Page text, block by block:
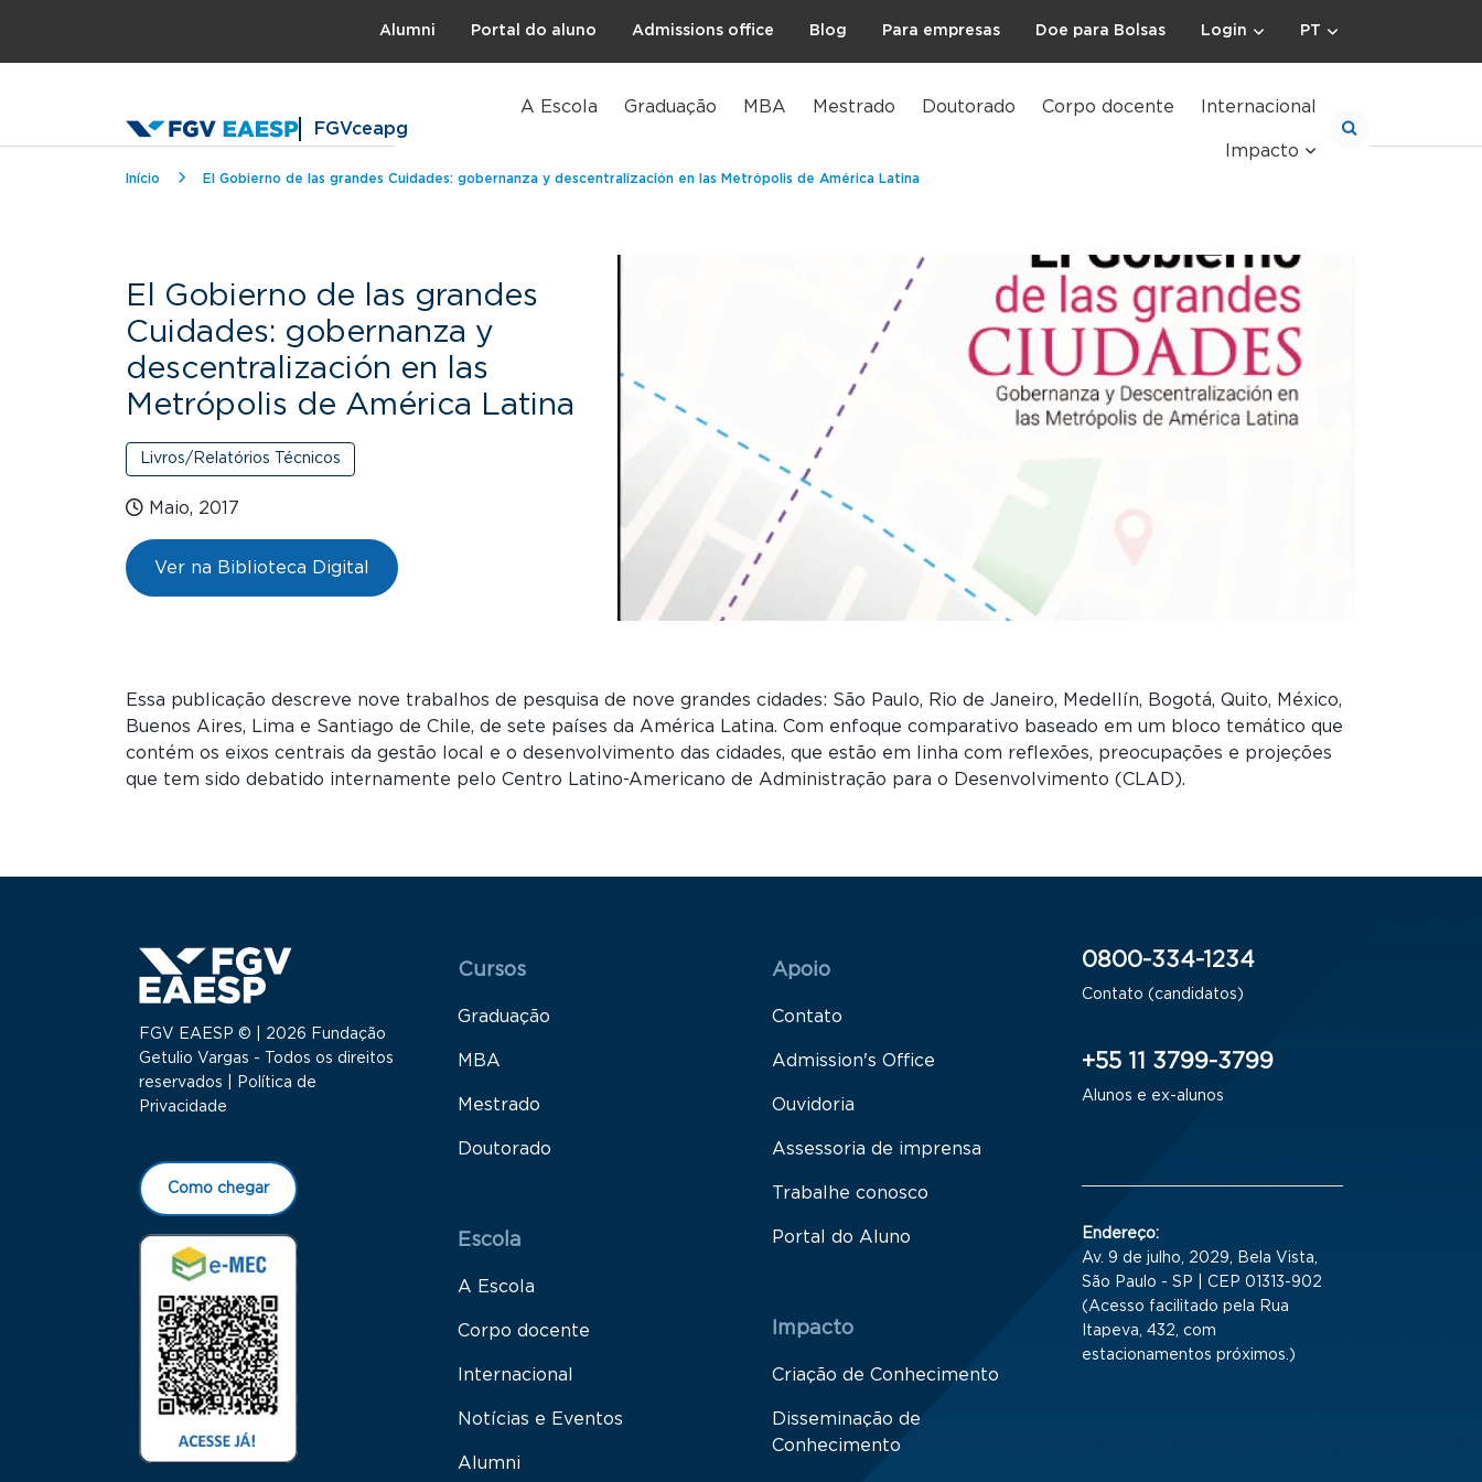
Alumni Portal do aluno Admissions office Blog Para empresas Doe para Bolsas Login PT
FGVceapg
A Escola Graduação MBA Mestrado Doutorado Corpo docente Internacional
Impacto
Trilha de navegação
Início El Gobierno de las grandes Cuidades: gobernanza y descentralización en las Metrópolis de América Latina
El Gobierno de las grandes
Cuidades: gobernanza y
descentralización en las
Metrópolis de América Latina
Livros/Relatórios Técnicos
Maio, 2017
Ver na Biblioteca Digital
Essa publicação descreve nove trabalhos de pesquisa de nove grandes cidades: São Paulo, Rio de Janeiro, Medellín, Bogotá, Quito, México,
Buenos Aires, Lima e Santiago de Chile, de sete países da América Latina. Com enfoque comparativo baseado em um bloco temático que
contém os eixos centrais da gestão local e o desenvolvimento das cidades, que estão em linha com reflexões, preocupações e projeções
que tem sido debatido internamente pelo Centro Latino-Americano de Administração para o Desenvolvimento (CLAD).
FGV EAESP © | 2026 Fundação
Getulio Vargas - Todos os direitos
reservados |
Política de
Privacidade
Como chegar
Menu Rodapé 1
Cursos
Graduação
MBA
Mestrado
Doutorado
Escola
A Escola
Corpo docente
Internacional
Notícias e Eventos
Alumni
Rodapé 2
Apoio
Contato
Admission's Office
Ouvidoria
Assessoria de imprensa
Trabalhe conosco
Portal do Aluno
Impacto
Criação de Conhecimento
Disseminação de
Conhecimento
0800-334-1234
Contato (candidatos)
+55 11 3799-3799
Alunos e ex-alunos
Endereço:
Av. 9 de julho, 2029, Bela Vista,
São Paulo - SP | CEP 01313-902
(Acesso facilitado pela Rua
Itapeva, 432, com
estacionamentos próximos.)